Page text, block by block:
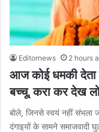
Editornews 2 hours
आज कोई धमकी देता
बच्चू, करा कर देख
बोले, जिनसे स्वयं नहीं संभला
दंगाइयों के सामने समाजवादी